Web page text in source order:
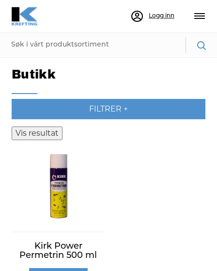
Logg inn
Butikk
FILTRER +
Vis resultat
Kirk Power
Permetrin 500 ml